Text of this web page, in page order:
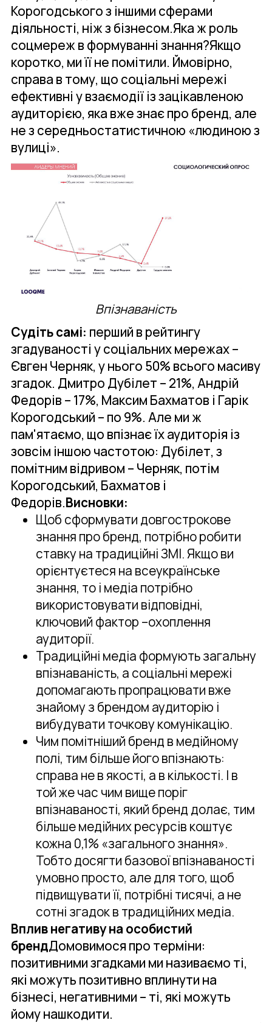
Корогодського з іншими сферами
діяльності, ніж з бізнесом.Яка ж роль
соцмереж в формуванні знання?Якщо
коротко, ми її не помітили. Ймовірно,
справа в тому, що соціальні мережі
ефективні у взаємодії із зацікавленою
аудиторією, яка вже знає про бренд, але
не з середньостатистичною «людиною з
вулиці».
Впізнаваність
Судіть самі: перший в рейтингу
згадуваності у соціальних мережах –
Євген Черняк, у нього 50% всього масиву
згадок. Дмитро Дубілет – 21%, Андрій
Федорів – 17%, Максим Бахматов і Гарік
Корогодський – по 9%. Але ми ж
пам'ятаємо, що впізнає їх аудиторія із
зовсім іншою частотою: Дубілет, з
помітним відривом – Черняк, потім
Корогодський, Бахматов і
Федорів.Висновки:
Щоб сформувати довгострокове
знання про бренд, потрібно робити
ставку на традиційні ЗМІ. Якщо ви
орієнтуєтеся на всеукраїнське
знання, то і медіа потрібно
використовувати відповідні,
ключовий фактор –охоплення
аудиторії.
Традиційні медіа формують загальну
впізнаваність, а соціальні мережі
допомагають пропрацювати вже
знайому з брендом аудиторію і
вибудувати точкову комунікацію.
Чим помітніший бренд в медійному
полі, тим більше його впізнають:
справа не в якості, а в кількості. І в
той же час чим вище поріг
впізнаваності, який бренд долає, тим
більше медійних ресурсів коштує
кожна 0,1% «загального знання».
Тобто досягти базової впізнаваності
умовно просто, але для того, щоб
підвищувати її, потрібні тисячі, а не
сотні згадок в традиційних медіа.
Вплив негативу на особистий
брендДомовимося про терміни:
позитивними згадками ми називаємо ті,
які можуть позитивно вплинути на
бізнесі, негативними – ті, які можуть
йому нашкодити.